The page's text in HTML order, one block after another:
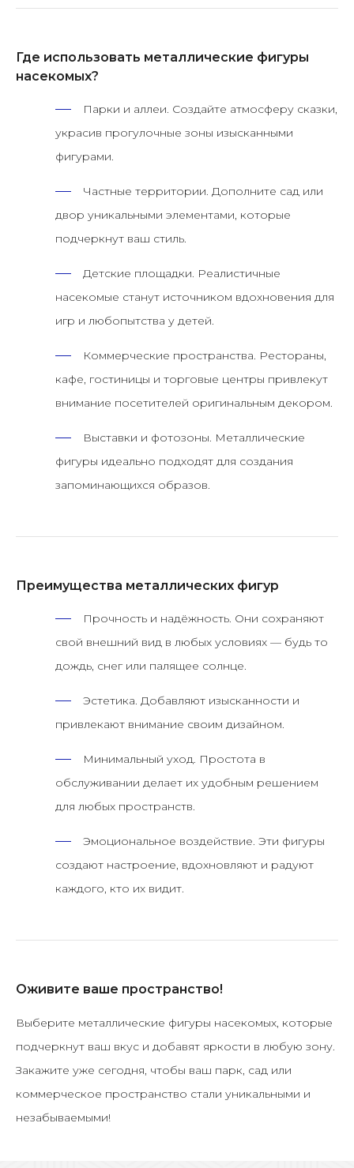
Где использовать металлические фигуры
насекомых?
Парки и аллеи. Создайте атмосферу сказки,
украсив прогулочные зоны изысканными
фигурами.
Частные территории. Дополните сад или
двор уникальными элементами, которые
подчеркнут ваш стиль.
Детские площадки. Реалистичные
насекомые станут источником вдохновения для
игр и любопытства у детей.
Коммерческие пространства. Рестораны,
кафе, гостиницы и торговые центры привлекут
внимание посетителей оригинальным декором.
Выставки и фотозоны. Металлические
фигуры идеально подходят для создания
запоминающихся образов.
Преимущества металлических фигур
Прочность и надёжность. Они сохраняют
свой внешний вид в любых условиях — будь то
дождь, снег или палящее солнце.
Эстетика. Добавляют изысканности и
привлекают внимание своим дизайном.
Минимальный уход. Простота в
обслуживании делает их удобным решением
для любых пространств.
Эмоциональное воздействие. Эти фигуры
создают настроение, вдохновляют и радуют
каждого, кто их видит.
Оживите ваше пространство!
Выберите металлические фигуры насекомых, которые
подчеркнут ваш вкус и добавят яркости в любую зону.
Закажите уже сегодня, чтобы ваш парк, сад или
коммерческое пространство стали уникальными и
незабываемыми!